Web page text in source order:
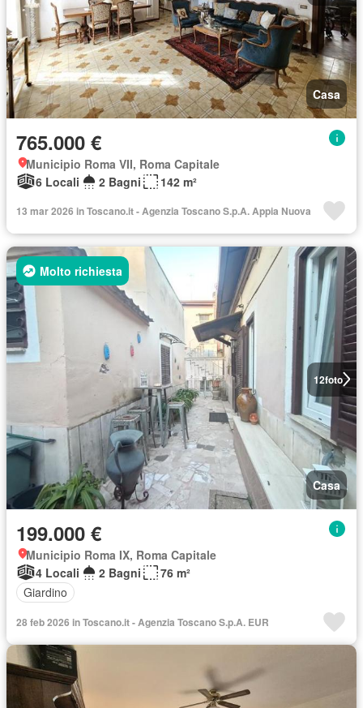
Casa
765.000 €
Municipio Roma VII, Roma Capitale
6 Locali
2 Bagni 142 m²
13 mar 2026 in Toscano.it - Agenzia Toscano S.p.A. Appia Nuova
12foto
Molto richiesta
Casa
199.000 €
Municipio Roma IX, Roma Capitale
4 Locali
2 Bagni
76 m²
Giardino
28 feb 2026 in Toscano.it - Agenzia Toscano S.p.A. EUR